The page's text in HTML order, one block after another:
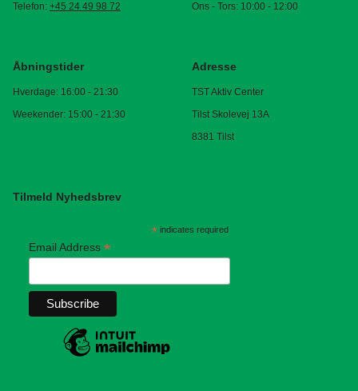
Telefon: +45 24 49 98 72
Ons - Tors: 10:00 - 12:00
Åbningstider
Hverdage: 16:00 - 21:30
Weekender: 15:00 - 21:30
Adresse
TST Aktiv Center
Tilst Skolevej 13A
8381 Tilst
Tilmeld Nyhedsbrev
*indicates required
Email Address *